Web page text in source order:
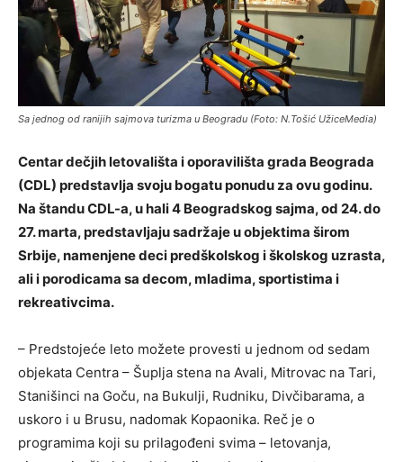
Sa jednog od ranijih sajmova turizma u Beogradu (Foto: N.Tošić UžiceMedia)
Centar dečjih letovališta i oporavilišta grada Beograda
(CDL) predstavlja svoju bogatu ponudu za ovu godinu.
Na štandu CDL-a, u hali 4 Beogradskog sajma, od 24. do
27. marta, predstavljaju sadržaje u objektima širom
Srbije, namenjene deci predškolskog i školskog uzrasta,
ali i porodicama sa decom, mladima, sportistima i
rekreativcima.
– Predstojeće leto možete provesti u jednom od sedam
objekata Centra – Šuplja stena na Avali, Mitrovac na Tari,
Stanišinci na Goču, na Bukulji, Rudniku, Divčibarama, a
uskoro i u Brusu, nadomak Kopaonika. Reč je o
programima koji su prilagođeni svima – letovanja,